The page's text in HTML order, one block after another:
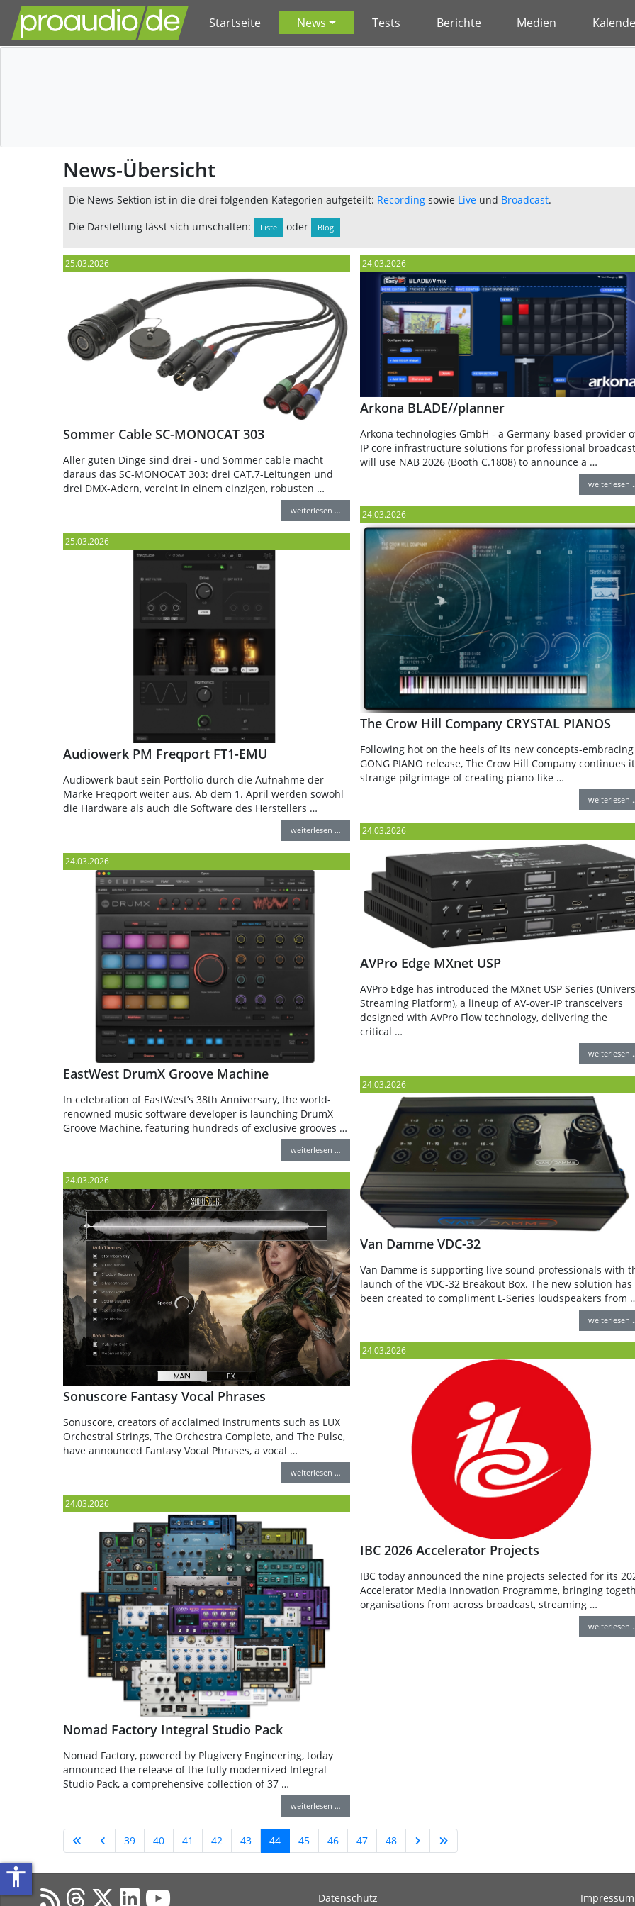
Startseite News Tests Berichte Medien
News-Übersicht
Die News-Sektion ist in die drei folgenden Kategorien aufgeteilt: Recordingsowie Liveund Broadcast.
Die Darstellung lässt sich umschalten:
Liste oder Blog
25.03.2026
Sommer Cable SC-MONOCAT 303
Aller guten Dinge sind drei - und Sommer cable macht
daraus das SC-MONOCAT 303: drei CAT.7-Leitungen und
drei DMX-Adern, vereint in einem einzigen, robusten …
weiterlesen …
25.03.2026
Audiowerk PM Freqport FT1-EMU
Audiowerk baut sein Portfolio durch die Aufnahme der
Marke Freqport weiter aus. Ab dem 1. April werden sowohl
die Hardware als auch die Software des Herstellers …
weiterlesen …
24.03.2026
EastWest DrumX Groove Machine
In celebration of EastWest’s 38th Anniversary, the world-
renowned music software developer is launching DrumX
Groove Machine, featuring hundreds of exclusive grooves …
weiterlesen …
24.03.2026
Sonuscore Fantasy Vocal Phrases
Sonuscore, creators of acclaimed instruments such as LUX
Orchestral Strings, The Orchestra Complete, and The Pulse,
have announced Fantasy Vocal Phrases, a vocal …
weiterlesen …
24.03.2026
Nomad Factory Integral Studio Pack
Nomad Factory, powered by Plugivery Engineering, today
announced the release of the fully modernized Integral
Studio Pack, a comprehensive collection of 37 …
weiterlesen …
24.03.2026
Arkona BLADE//planner
Arkona technologies GmbH - a Germany-based provider
IP core infrastructure solutions for professional
will use NAB 2026 (Booth C.1808) to announce a …
weiterlesen
24.03.2026
The Crow Hill Company CRYSTAL PIANOS
Following hot on the heels of its new concepts-embracing
GONG PIANO release, The Crow Hill Company continues
strange pilgrimage of creating piano-like …
weiterlesen
24.03.2026
AVPro Edge MXnet USP
AVPro Edge has introduced the MXnet USP Series
Streaming Platform), a lineup of AV-over-IP transceivers
designed with AVPro Flow technology, delivering the
critical …
weiterlesen
24.03.2026
Van Damme VDC-32
Van Damme is supporting live sound professionals with
launch of the VDC-32 Breakout Box. The new solution has
been created to compliment L-Series loudspeakers from
weiterlesen
24.03.2026
IBC 2026 Accelerator Projects
IBC today announced the nine projects selected for its
Accelerator Media Innovation Programme, bringing
organisations from across broadcast, streaming …
weiterlesen
39 40 41 42 43 44 45 46 47 48
Datenschutz Impressum
accessibility